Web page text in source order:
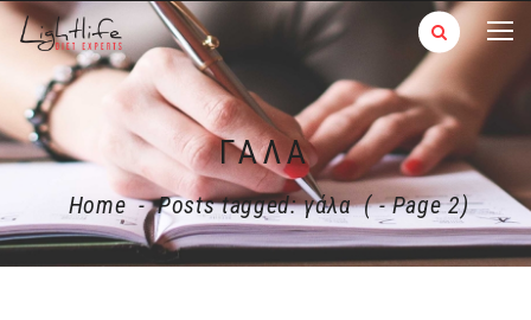
ΓΆΛΑ
Home - Posts tagged: γάλα ( - Page 2)